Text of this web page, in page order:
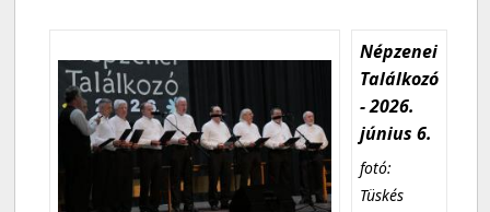
Népzenei
Találkozó
- 2026.
június 6.
fotó:
Tüskés